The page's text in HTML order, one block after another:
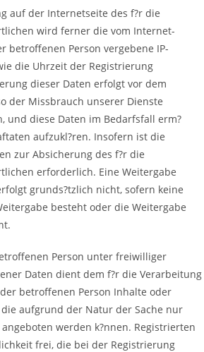
auf der Internetseite des f?r die
wird ferner die vom Internet-
betroffenen Person vergebene IP-
die Uhrzeit der Registrierung
dieser Daten erfolgt vor dem
der Missbrauch unserer Dienste
und diese Daten im Bedarfsfall erm?
aufzukl?ren. Insofern ist die
zur Absicherung des f?r die
erforderlich. Eine Weitergabe
grunds?tzlich nicht, sofern keine
besteht oder die Weitergabe
Person unter freiwilliger
Daten dient dem f?r die Verarbeitung
betroffenen Person Inhalte oder
aufgrund der Natur der Sache nur
werden k?nnen. Registrierten
frei, die bei der Registrierung